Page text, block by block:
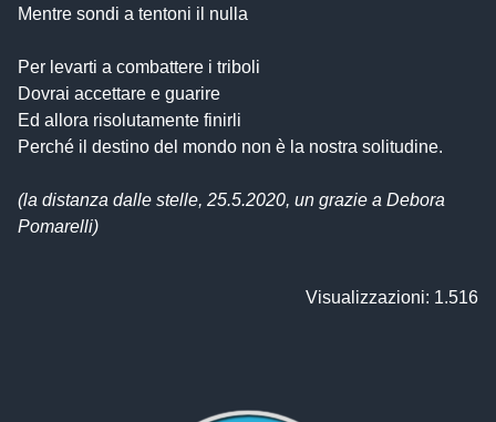
Mentre sondi a tentoni il nulla
Per levarti a combattere i triboli
Dovrai accettare e guarire
Ed allora risolutamente finirli
Perché il destino del mondo non è la nostra solitudine.
(la distanza dalle stelle, 25.5.2020, un grazie a Debora
Pomarelli)
Visualizzazioni: 1.516